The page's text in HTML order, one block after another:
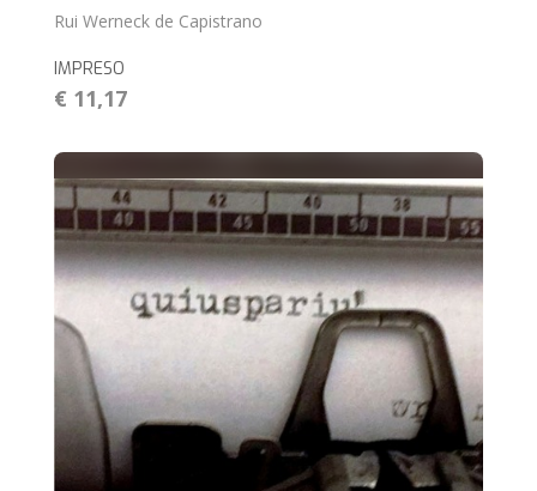
Rui Werneck de Capistrano
IMPRESO
€ 11,17